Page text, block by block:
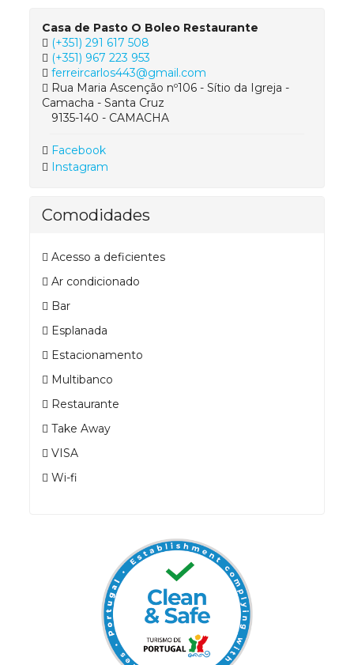
Casa de Pasto O Boleo Restaurante
(+351) 291 617 508
(+351) 967 223 953
ferreircarlos443@gmail.com
Rua Maria Ascenção nº106 - Sítio da Igreja -
Camacha - Santa Cruz
9135-140 - CAMACHA
Facebook
Instagram
Comodidades
Acesso a deficientes
Ar condicionado
Bar
Esplanada
Estacionamento
Multibanco
Restaurante
Take Away
VISA
Wi-fi